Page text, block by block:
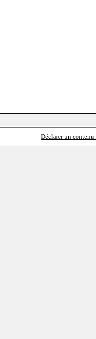
Déclarer un